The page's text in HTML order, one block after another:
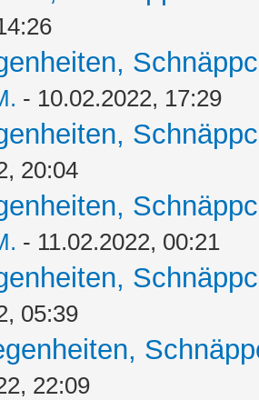
- 10.02.2022, 17:29
20:04
- 11.02.2022, 00:21
05:39
22:09